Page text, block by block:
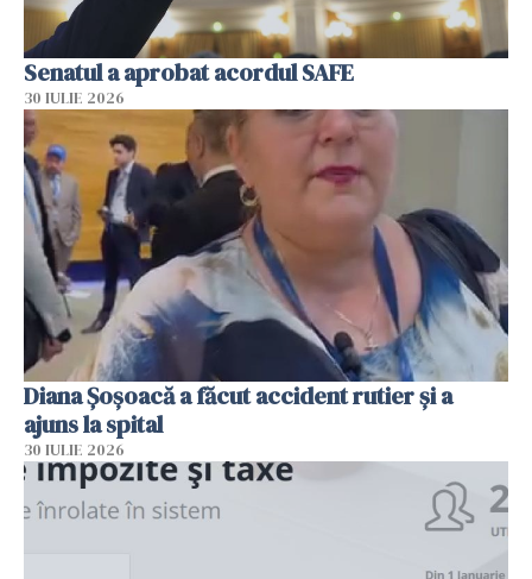
Senatul a aprobat acordul SAFE
30 IULIE 2026
Diana Șoșoacă a făcut accident rutier și a
ajuns la spital
30 IULIE 2026